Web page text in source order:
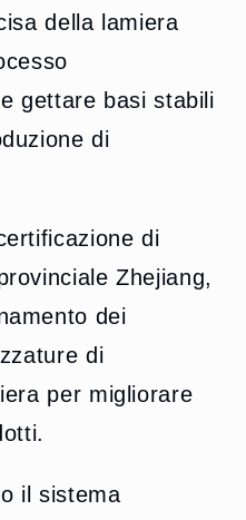
della lamiera
gettare basi stabili
di
di
Zhejiang,
dei
di
per migliorare
il sistema